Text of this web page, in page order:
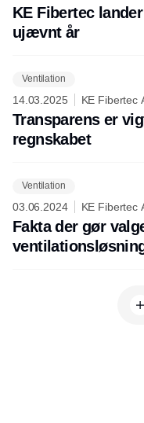
KE Fibertec
ujævnt år
Ventilation
14.03.2025 KE Fibertec
Transparens er
regnskabet
Ventilation
03.06.2024 KE Fibertec
Fakta der gør